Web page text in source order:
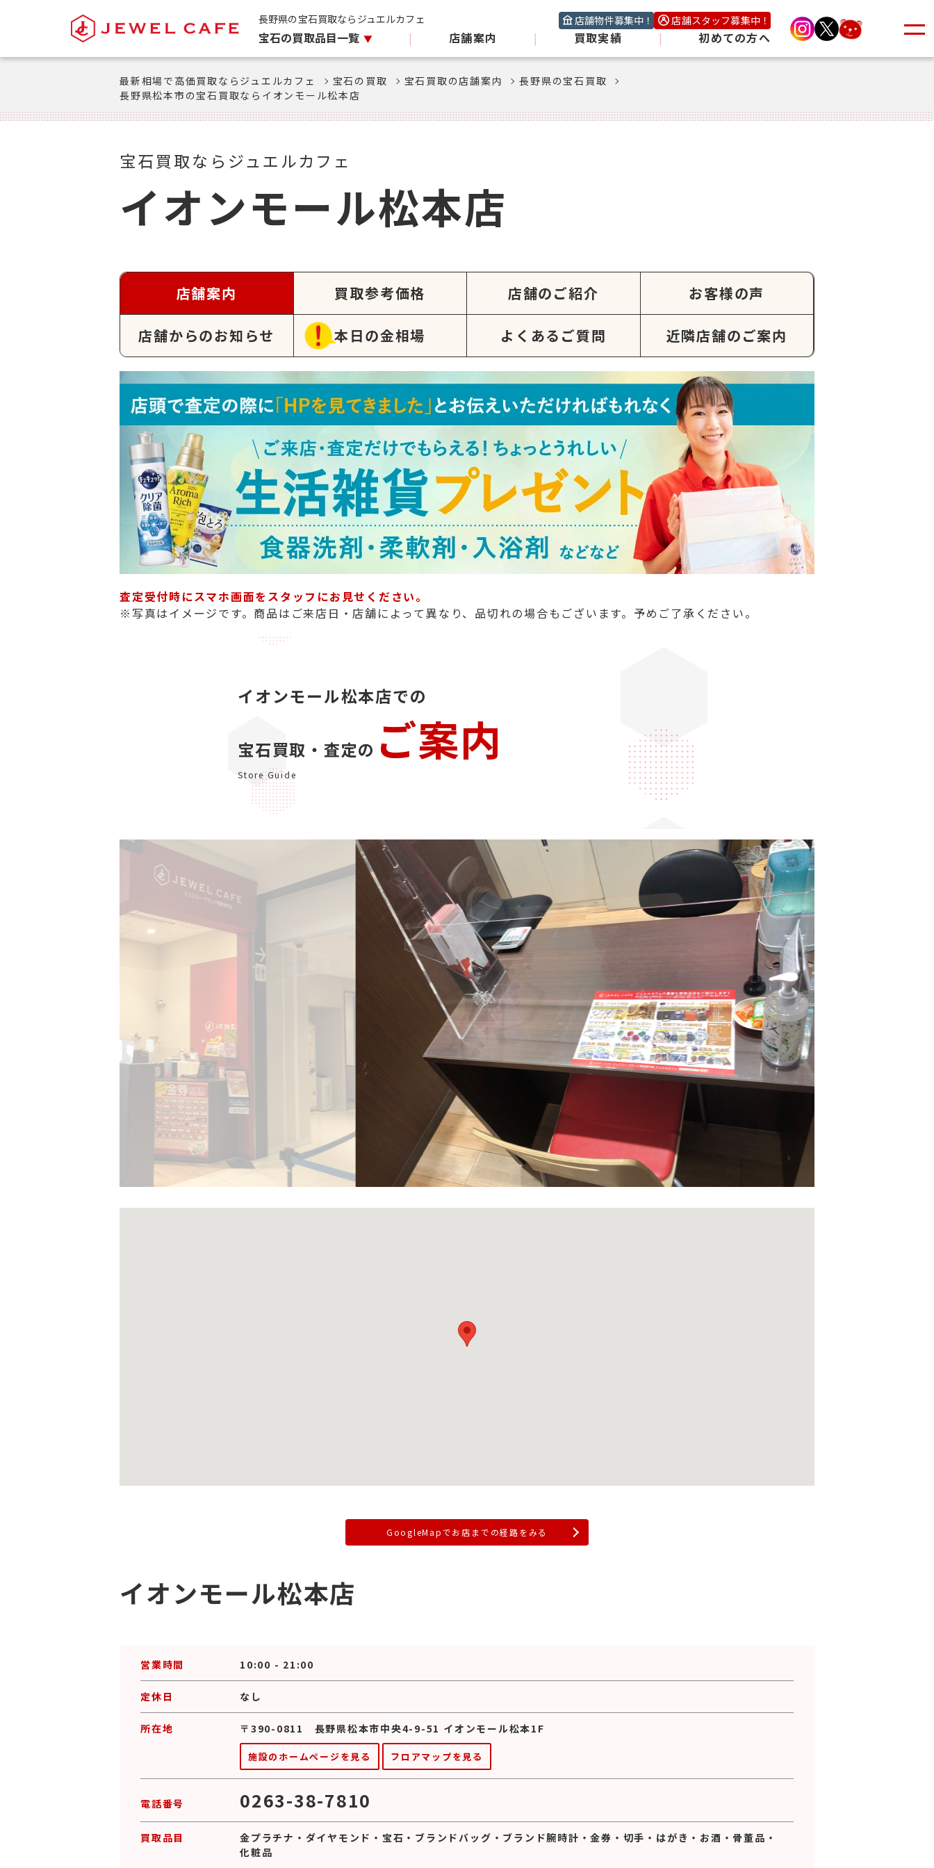
長野県の宝石買取ならジュエルカフェ 店舗物件募集中！ 店舗スタッフ募集中！
宝石の買取品目一覧 | 店舗案内 | 買取実績 | 初めての方へ
最新相場で高価買取ならジュエルカフェ 宝石の買取 宝石買取の店舗案内
長野県の宝石買取
長野県松本市の宝石買取ならイオンモール松本店
宝石買取ならジュエルカフェ
イオンモール松本店
店舗案内 買取参考価格 店舗のご紹介 お客様の声
店舗からのお知らせ 本日の金相場 よくあるご質問 近隣店舗のご案内
査定受付時にスマホ画面をスタッフにお見せください。
※写真はイメージです。商品はご来店日・店舗によって異なり、品切れの場合もございます。予めご了承ください。
イオンモール松本店での
宝石買取・査定の ご案内
Store Guide
GoogleMapでお店までの経路をみる
イオンモール松本店
営業時間 10:00 - 21:00
定休日 なし
所在地 〒390-0811 長野県松本市中央4-9-51 イオンモール松本1F
施設のホームページを見る フロアマップを見る
電話番号 0263-38-7810
買取品目 金プラチナ ・ ダイヤモンド ・ 宝石 ・ ブランドバッグ ・ ブランド腕時計 ・金券 ・ 切手 ・ はがき ・ お酒 ・ 骨董品 ・
化粧品